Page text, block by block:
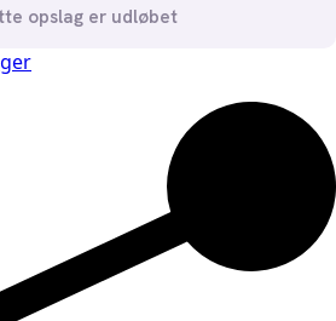
opslag er udløbet